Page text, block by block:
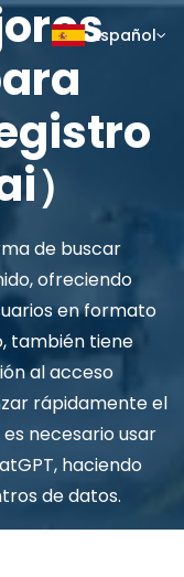
Español
de buscar
ofreciendo
en formato
también tiene
al acceso
rápidamente el
necesario usar
haciendo
de datos.